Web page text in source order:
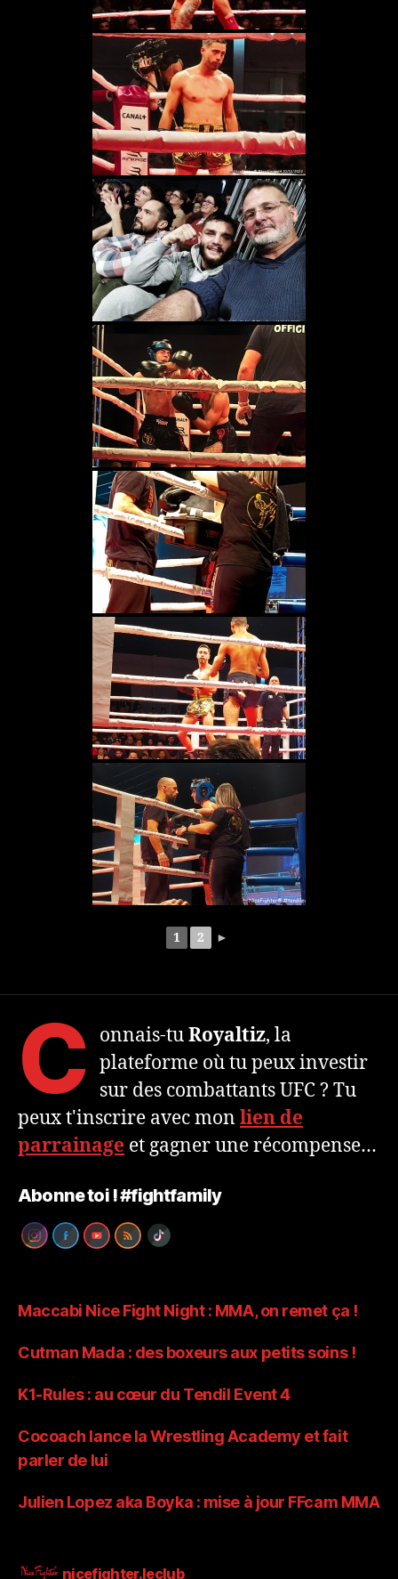
1 2 ►
C onnais-tuRoyaltiz, la
plateforme où tu peux investir
sur des combattants UFC ? Tu
peux t'inscrire avec mon lien de
parrainage et gagner une récompense…
Abonne toi ! #fightfamily
Maccabi Nice Fight Night : MMA, on remet ça !
Cutman Mada : des boxeurs aux petits soins !
K1-Rules : au cœur du Tendil Event 4
Cocoach lance la Wrestling Academy et fait
parler de lui
Julien Lopez aka Boyka : mise à jour FFcam MMA
nicefighter.leclub